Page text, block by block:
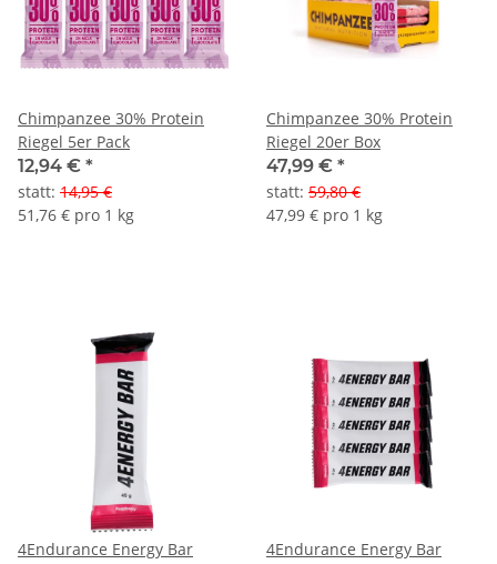
Chimpanzee 30% Protein
Riegel 5er Pack
12,94 € *
statt: 14,95 €
51,76 € pro 1 kg
Chimpanzee 30% Protein
Riegel 20er Box
47,99 € *
statt: 59,80 €
47,99 € pro 1 kg
4Endurance Energy Bar
4Endurance Energy Bar